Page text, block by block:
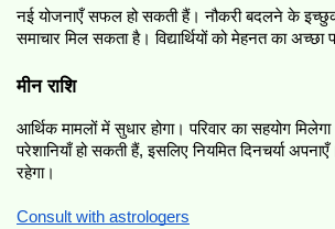
नई योजनाएँ सफल हो सकती हैं। नौकरी बदलने के
समाचार मिल सकता है। विद्यार्थियों को मेहनत का अच्छा
मीन राशि
आर्थिक मामलों में सुधार होगा। परिवार का सहयोग
परेशानियाँ हो सकती हैं, इसलिए नियमित दिनचर्या
रहेगा।
Consult with astrologers